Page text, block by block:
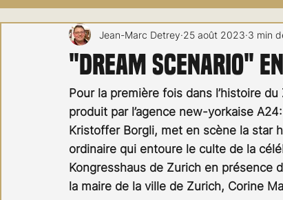
Max Borg Laurent Scherlen Memento
Carnet noir Open Air Série TV
"Dream Scenario"
Jean-Marc Detrey 25 août 2023 3 min
Pour la première fois dans l’histoire
produit par l’agence new-yorkaise
Kristoffer Borgli, met en scène la star
ordinaire qui entoure le culte de la
Kongresshaus de Zurich en présence
la maire de la ville de Zurich, Corine